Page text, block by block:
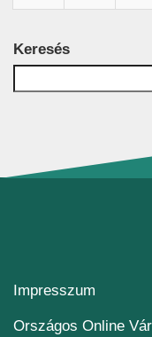
Keresés
Impresszum
Országos Online